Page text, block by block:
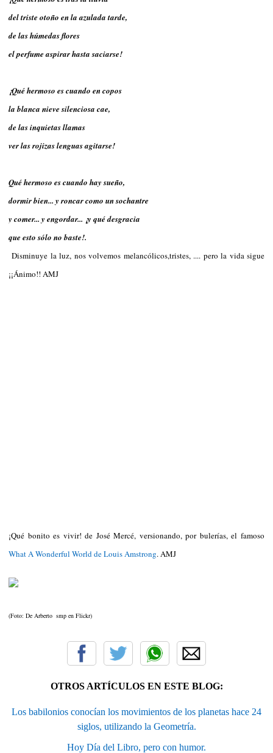
del triste otoño en la azulada tarde,
de las húmedas flores
el perfume aspirar hasta saciarse!
¡Qué hermoso es cuando en copos
la blanca nieve silenciosa cae,
de las inquietas llamas
ver las rojizas lenguas agitarse!
Qué hermoso es cuando hay sueño,
dormir bien... y roncar como un sochantre
y comer... y engordar... ¡y qué desgracia
que esto sólo no baste!.
Disminuye la luz, nos volvemos melancólicos,tristes, .... pero la vida sigue
¡¡Ánimo!! AMJ
¡Qué bonito es vivir! de José Mercé, versionando, por bulerías, el famoso
What A Wonderful World de Louis Amstrong. AMJ
(Foto: De Arberto smp en Flickr)
OTROS ARTÍCULOS EN ESTE BLOG:
Los babilonios conocían los movimientos de los planetas hace 24
siglos, utilizando la Geometría.
Hoy Día del Libro, pero con humor.